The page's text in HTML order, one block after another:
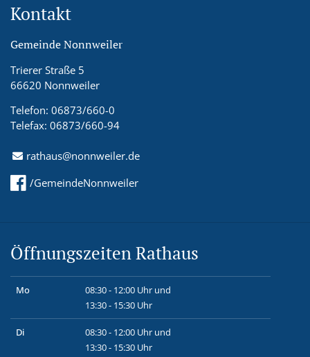
Kontakt
Gemeinde Nonnweiler
Trierer Straße 5
66620 Nonnweiler
Telefon: 06873/660-0
Telefax: 06873/660-94
rathaus@nonnweiler.de
/GemeindeNonnweiler
Öffnungszeiten Rathaus
Mo
08:30 - 12:00 Uhr und
13:30 - 15:30 Uhr
Di
08:30 - 12:00 Uhr und
13:30 - 15:30 Uhr